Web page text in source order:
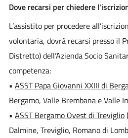
Dove recarsi per chiedere
L’assistito per procedere
volontaria, dovrà recarsi presso il
Distretto) dell’Azienda Socio
competenza:
• ASST Papa Giovanni XXIII di
Bergamo, Valle Brembana e Valle
• ASST Bergamo Ovest di Treviglio
Dalmine, Treviglio, Romano di